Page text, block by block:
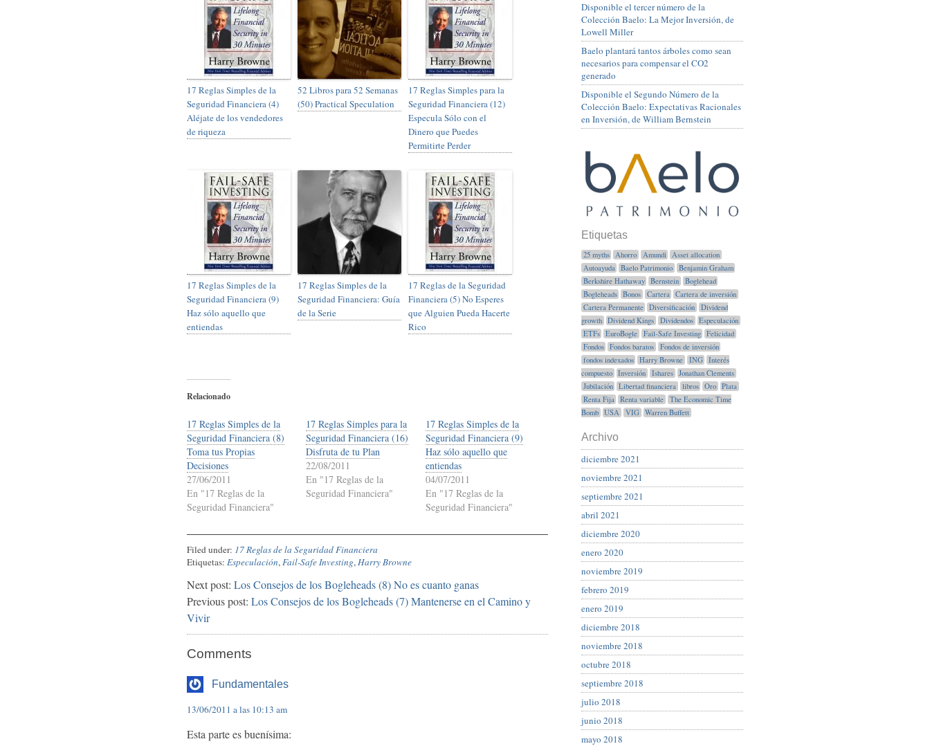
17 Reglas Simples de la
Seguridad Financiera (4)
Aléjate de los vendedores
de riqueza
52 Libros para 52 Semanas
(50) Practical Speculation
17 Reglas Simples para la
Seguridad Financiera (12)
Especula Sólo con el
Dinero que Puedes
Permitirte Perder
17 Reglas Simples de la
Seguridad Financiera (9)
Haz sólo aquello que
entiendas
17 Reglas Simples de la
Seguridad Financiera: Guía
de la Serie
17 Reglas de la Seguridad
Financiera (5) No Esperes
que Alguien Pueda Hacerte
Rico
Relacionado
17 Reglas Simples de la
Seguridad Financiera (8)
Toma tus Propias
Decisiones
27/06/2011
En "17 Reglas de la
Seguridad Financiera"
17 Reglas Simples para la
Seguridad Financiera (16)
Disfruta de tu Plan
22/08/2011
En "17 Reglas de la
Seguridad Financiera"
17 Reglas Simples de la
Seguridad Financiera (9)
Haz sólo aquello que
entiendas
04/07/2011
En "17 Reglas de la
Seguridad Financiera"
Filed under: 17 Reglas de la Seguridad Financiera
Etiquetas: Especulación,Fail-Safe Investing,Harry Browne
Next post: Los Consejos de los Bogleheads (8) No es cuanto ganas
Previous post: Los Consejos de los Bogleheads (7) Mantenerse en el Camino y
Vivir
Comments
Fundamentales
13/06/2011 a las 10:13 am
Esta parte es buenísima:
Disponible el tercer número de la
Colección Baelo: La Mejor Inversión, de
Lowell Miller
Baelo plantará tantos árboles como sean
necesarios para compensar el CO2
generado
Disponible el Segundo Número de la
Colección Baelo: Expectativas Racionales
en Inversión, de William Bernstein
Etiquetas
25 myths Ahorro Amundi
Asset allocation
Autoayuda
Baelo Patrimonio
Benjamin Graham
Berkshire Hathaway
Bernstein
Boglehead
Bogleheads
Bonos Cartera
Cartera de inversión
Cartera Permanente
Diversificación
Dividend
growth
Dividend Kings Dividendos
Especulación
ETFs
EuroBogle Fail-Safe Investing
Felicidad
Fondos
Fondos baratos
Fondos de inversión
fondos indexados
Harry Browne ING
Interés
compuesto
Inversión Ishares
Jonathan Clements
Jubilación
Libertad financiera libros Oro
Plata
Renta Fija
Renta variable
The Economic Time
Bomb
USA VIG Warren Buffett
Archivo
diciembre 2021
noviembre 2021
septiembre 2021
abril 2021
diciembre 2020
enero 2020
noviembre 2019
febrero 2019
enero 2019
diciembre 2018
noviembre 2018
octubre 2018
septiembre 2018
julio 2018
junio 2018
mayo 2018